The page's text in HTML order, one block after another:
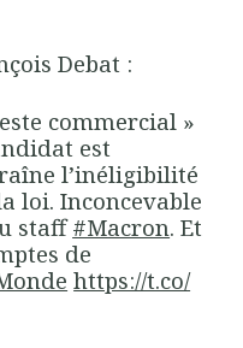
Debat :
commercial »
est
l’inéligibilité
loi. Inconcevable
staff#Macron. Et
de
https://t.co/